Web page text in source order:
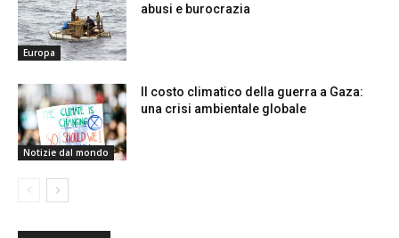
Europa
abusi e burocrazia
Notizie dal mondo
Il costo climatico della guerra a Gaza:
una crisi ambientale globale